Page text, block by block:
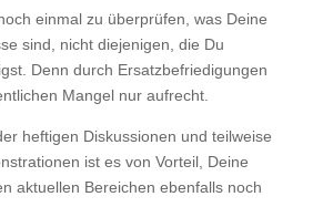
einmal zu überprüfen, was Deine
sind, nicht diejenigen, die Du
Denn durch Ersatzbefriedigungen
Mangel nur aufrecht.
heftigen Diskussionen und teilweise
ist es von Vorteil, Deine
aktuellen Bereichen ebenfalls noch